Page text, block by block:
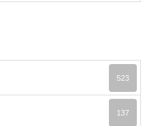
523
137